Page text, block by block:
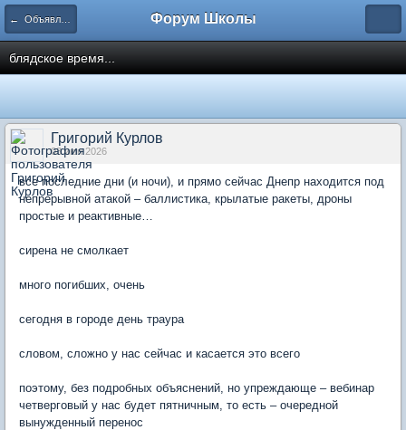
← Объявления Форум Школы
блядское время...
Григорий Курлов
03 июн 2026
все последние дни (и ночи), и прямо сейчас Днепр находится под
непрерывной атакой – баллистика, крылатые ракеты, дроны
простые и реактивные…
сирена не смолкает
много погибших, очень
сегодня в городе день траура
словом, сложно у нас сейчас и касается это всего
поэтому, без подробных объяснений, но упреждающе – вебинар
четверговый у нас будет пятничным, то есть – очередной
вынужденный перенос